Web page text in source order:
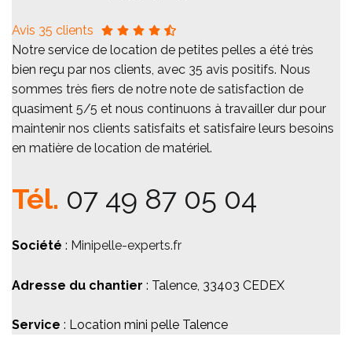
Avis 35 clients
Notre service de location de petites pelles a été très
bien reçu par nos clients, avec 35 avis positifs. Nous
sommes très fiers de notre note de satisfaction de
quasiment 5/5 et nous continuons à travailler dur pour
maintenir nos clients satisfaits et satisfaire leurs besoins
en matière de location de matériel.
Tél. 07 49 87 05 04
Société : Minipelle-experts.fr
Adresse du chantier : Talence, 33403 CEDEX
Service : Location mini pelle Talence